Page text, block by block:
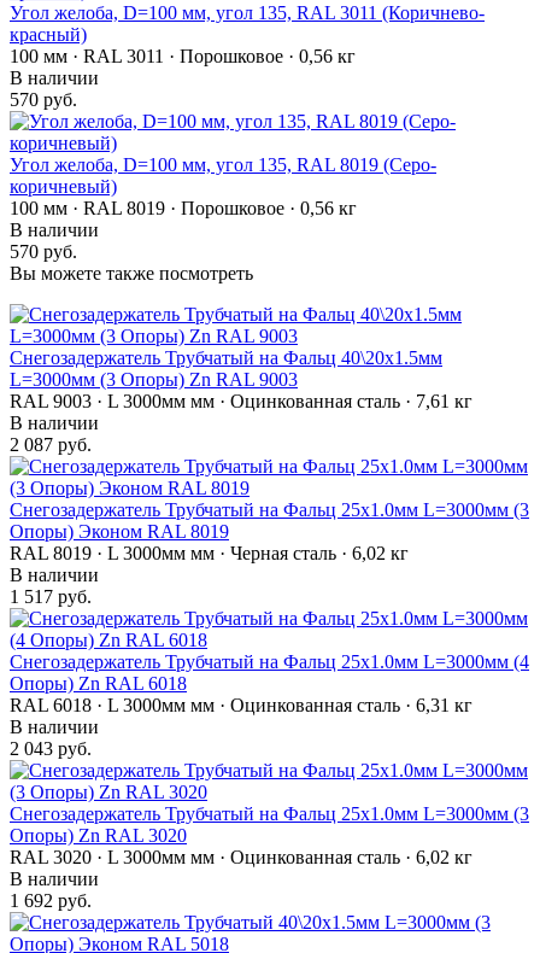
Угол желоба, D=100 мм, угол 135, RAL 3011 (Коричнево-
красный)
100 мм · RAL 3011 · Порошковое · 0,56 кг
В наличии
570 руб.
Угол желоба, D=100 мм, угол 135, RAL 8019 (Серо-
коричневый)
100 мм · RAL 8019 · Порошковое · 0,56 кг
В наличии
570 руб.
Вы можете также посмотреть
Снегозадержатель Трубчатый на Фальц 40\20х1.5мм
L=3000мм (3 Опоры) Zn RAL 9003
RAL 9003 · L 3000мм мм · Оцинкованная сталь · 7,61 кг
В наличии
2 087 руб.
Снегозадержатель Трубчатый на Фальц 25х1.0мм L=3000мм (3
Опоры) Эконом RAL 8019
RAL 8019 · L 3000мм мм · Черная сталь · 6,02 кг
В наличии
1 517 руб.
Снегозадержатель Трубчатый на Фальц 25х1.0мм L=3000мм (4
Опоры) Zn RAL 6018
RAL 6018 · L 3000мм мм · Оцинкованная сталь · 6,31 кг
В наличии
2 043 руб.
Снегозадержатель Трубчатый на Фальц 25х1.0мм L=3000мм (3
Опоры) Zn RAL 3020
RAL 3020 · L 3000мм мм · Оцинкованная сталь · 6,02 кг
В наличии
1 692 руб.